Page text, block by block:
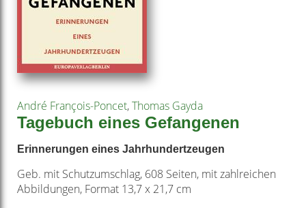
André François-Poncet,Thomas Gayda
Tagebuch eines Gefangenen
Erinnerungen eines Jahrhundertzeugen
Geb. mit Schutzumschlag, 608 Seiten, mit zahlreichen
Abbildungen, Format 13,7 x 21,7 cm